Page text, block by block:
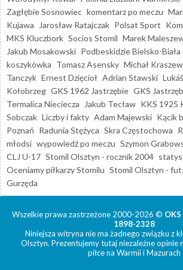
Zagłębie Sosnowiec komentarz po meczu
Kujawa
Jarosław Ratajczak Polsat Sport
MKS Kluczbork Socios Stomil Marek
Jakub Mosakowski Podbeskidzie Bielsko-Biała
koszykówka Tomasz Asensky Michał
Tanczyk Ernest Dzięcioł Adrian Stawski
Kołobrzeg GKS 1962 Jastrzębie GKS
Termalica Nieciecza
Jakub Tecław KKS 1925
Sobczak Liczby i fakty Adam Majewski Kącik
Poznań Radunia Stężyca Skra Częstochowa
młodsi wypowiedź po meczu Szymon
CLJ U-17 Stomil Olsztyn - rocznik 2004
Oceniamy piłkarzy Stomilu Stomil Olsztyn -
Gurzęda
Wszelkie prawa zastrzeżone 2000-2026 ©
1898-2328
Niniejsza witryna nie ma żadnego związku z
Olsztyn. Prezentujemy tutaj niezależne opinie
piłce na Warmii i Mazurach